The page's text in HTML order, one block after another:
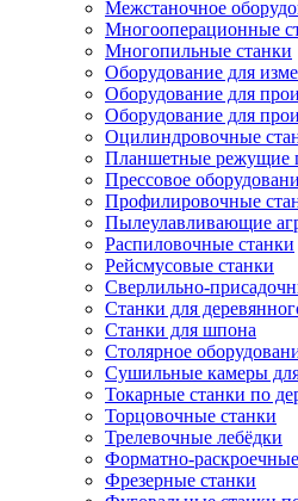
Межстаночное
Многооперационные
Многопильные станки
Оборудование для
Оборудование для
Оборудование для
Оцилиндровочные
Планшетные режущие
Прессовое
Профилировочные
Пылеулавливающие
Распиловочные станки
Рейсмусовые станки
Сверлильно-
Станки для
Станки для шпона
Столярное
Сушильные камеры
Токарные станки по
Торцовочные станки
Трелевочные лебёдки
Форматно-
Фрезерные станки